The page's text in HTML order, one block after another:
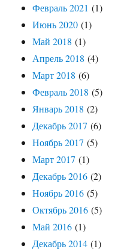
Февраль 2021 (1)
Июнь 2020 (1)
Май 2018 (1)
Апрель 2018 (4)
Март 2018 (6)
Февраль 2018 (5)
Январь 2018 (2)
Декабрь 2017 (6)
Ноябрь 2017 (5)
Март 2017 (1)
Декабрь 2016 (2)
Ноябрь 2016 (5)
Октябрь 2016 (5)
Май 2016 (1)
Декабрь 2014 (1)